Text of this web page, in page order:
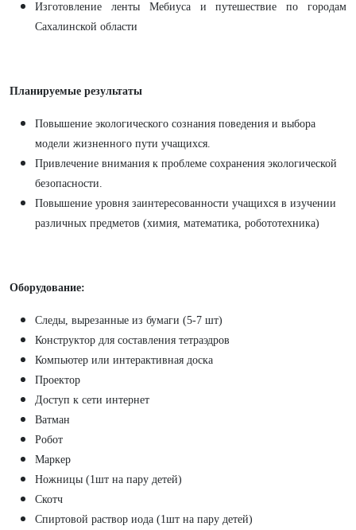
Изготовление ленты Мебиуса и путешествие по городам
Сахалинской области
Планируемые результаты
Повышение экологического сознания поведения и выбора
модели жизненного пути учащихся.
Привлечение внимания к проблеме сохранения экологической
безопасности.
Повышение уровня заинтересованности учащихся в изучении
различных предметов (химия, математика, робототехника)
Оборудование:
Следы, вырезанные из бумаги (5-7 шт)
Конструктор для составления тетраэдров
Компьютер или интерактивная доска
Проектор
Доступ к сети интернет
Ватман
Робот
Маркер
Ножницы (1шт на пару детей)
Скотч
Спиртовой раствор иода (1шт на пару детей)